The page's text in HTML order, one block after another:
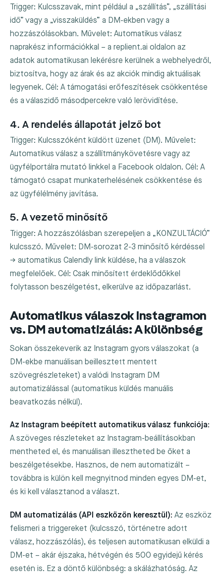
Trigger: Kulcsszavak, mint például a „szállítás”, „szállítási
idő” vagy a „visszaküldés” a DM-ekben vagy a
hozzászólásokban. Művelet: Automatikus válasz
naprakész információkkal – a replient.ai oldalon az
adatok automatikusan lekérésre kerülnek a webhelyedről,
biztosítva, hogy az árak és az akciók mindig aktuálisak
legyenek. Cél: A támogatási erőfeszítések csökkentése
és a válaszidő másodpercekre való lerövidítése.
4. A rendelés állapotát jelző bot
Trigger: Kulcsszóként küldött üzenet (DM). Művelet:
Automatikus válasz a szállítmánykövetésre vagy az
ügyfélportálra mutató linkkel a Facebook oldalon. Cél: A
támogató csapat munkaterhelésének csökkentése és
az ügyfélélmény javítása.
5. A vezető minősítő
Trigger: A hozzászólásban szerepeljen a „KONZULTÁCIÓ”
kulcsszó. Művelet: DM-sorozat 2-3 minősítő kérdéssel
→ automatikus Calendly link küldése, ha a válaszok
megfelelőek. Cél: Csak minősített érdeklődőkkel
folytasson beszélgetést, elkerülve az időpazarlást.
Automatikus válaszok Instagramon
vs. DM automatizálás: A különbség
Sokan összekeverik az Instagram gyors válaszokat (a
DM-ekbe manuálisan beillesztett mentett
szövegrészleteket) a valódi Instagram DM
automatizálással (automatikus küldés manuális
beavatkozás nélkül).
Az Instagram beépített automatikus válasz funkciója:
A szöveges részleteket az Instagram-beállításokban
mentheted el, és manuálisan illesztheted be őket a
beszélgetésekbe. Hasznos, de nem automatizált –
továbbra is külön kell megnyitnod minden egyes DM-et,
és ki kell választanod a választ.
DM automatizálás (API eszközön keresztül): Az eszköz
felismeri a triggereket (kulcsszó, történetre adott
válasz, hozzászólás), és teljesen automatikusan elküldi a
DM-et – akár éjszaka, hétvégén és 500 egyidejű kérés
esetén is. Ez a döntő különbség: a skálázhatóság. Az